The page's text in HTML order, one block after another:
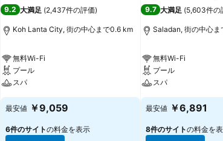
9.2 大満足 (2,437件の評価)
Koh Lanta City, 街の中心まで0.6 km
無料Wi-Fi
プール
スパ
最安値 ￥9,059
6件のサイトの料金を表示
9.7 大満足 (5,603件の
Saladan, 街の中心
無料Wi-Fi
プール
スパ
最安値 ￥6,891
8件のサイトの料金を